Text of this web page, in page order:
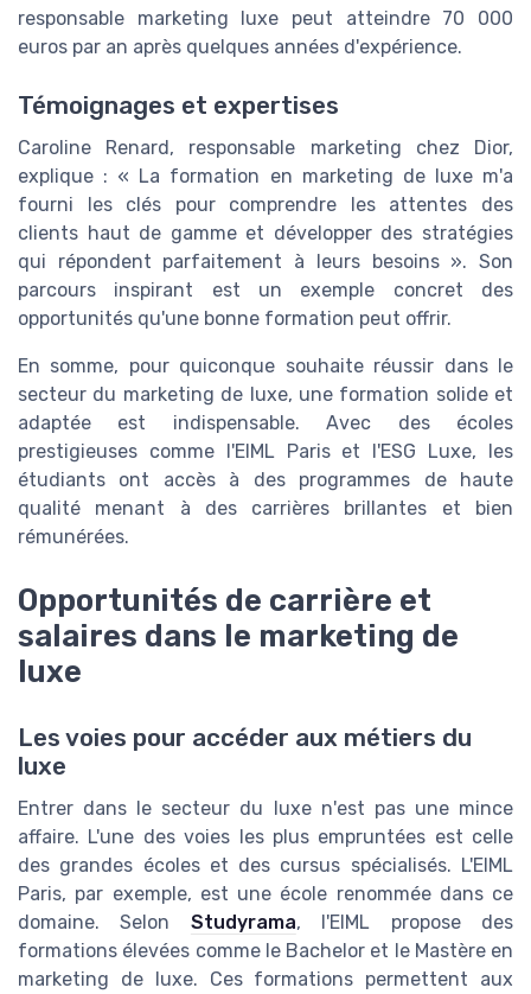
responsable marketing luxe peut atteindre 70 000
euros par an après quelques années d'expérience.
Témoignages et expertises
Caroline Renard, responsable marketing chez Dior,
explique : « La formation en marketing de luxe m'a
fourni les clés pour comprendre les attentes des
clients haut de gamme et développer des stratégies
qui répondent parfaitement à leurs besoins ». Son
parcours inspirant est un exemple concret des
opportunités qu'une bonne formation peut offrir.
En somme, pour quiconque souhaite réussir dans le
secteur du marketing de luxe, une formation solide et
adaptée est indispensable. Avec des écoles
prestigieuses comme l'EIML Paris et l'ESG Luxe, les
étudiants ont accès à des programmes de haute
qualité menant à des carrières brillantes et bien
rémunérées.
Opportunités de carrière et
salaires dans le marketing de
luxe
Les voies pour accéder aux métiers du
luxe
Entrer dans le secteur du luxe n'est pas une mince
affaire. L'une des voies les plus empruntées est celle
des grandes écoles et des cursus spécialisés. L'EIML
Paris, par exemple, est une école renommée dans ce
domaine. Selon Studyrama, l'EIML propose des
formations élevées comme le Bachelor et le Mastère en
marketing de luxe. Ces formations permettent aux